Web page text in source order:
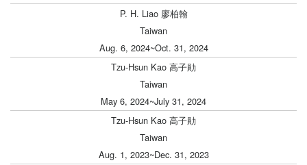
P. H. Liao 廖柏翰
Taiwan
Aug. 6, 2024~Oct. 31, 2024
Tzu-Hsun Kao 高子勛
Taiwan
May 6, 2024~July 31, 2024
Tzu-Hsun Kao 高子勛
Taiwan
Aug. 1, 2023~Dec. 31, 2023